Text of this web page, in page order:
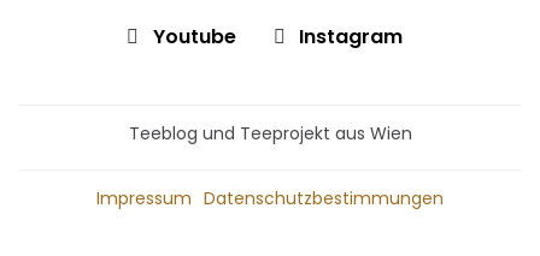
Youtube Instagram
Teeblog und Teeprojekt aus Wien
Impressum Datenschutzbestimmungen